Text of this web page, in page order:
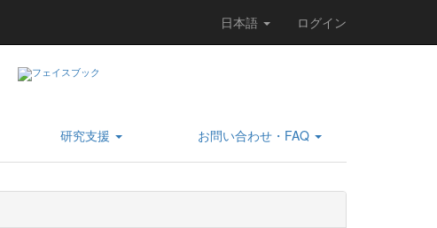
日本語 ログイン
研究支援 お問い合わせ・FAQ